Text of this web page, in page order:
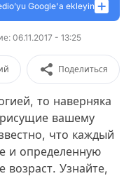
Google'a ekleyin
06.11.2017 - 13:25
Поделиться
то наверняка
вашему
что каждый
и определенную
возраст. Узнайте,